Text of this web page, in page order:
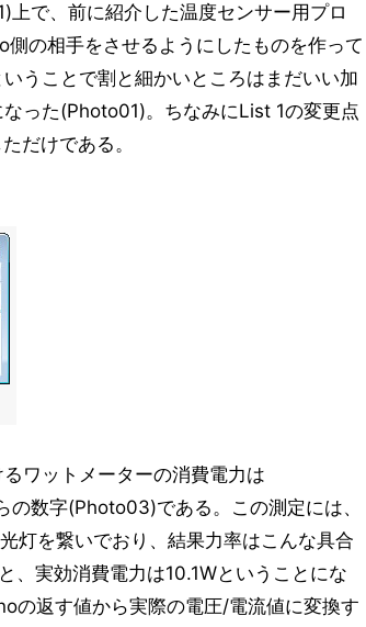
で、前に紹介した温度センサー用プロ
の相手をさせるようにしたものを作って
うことで割と細かいところはまだいい加
った(Photo01)。ちなみにList 1の変更点
だけである。
ワットメーターの消費電力は
数字(Photo03)である。この測定には、
灯を繋いでおり、結果力率はこんな具合
実効消費電力は10.1Wということにな
の返す値から実際の電圧/電流値に変換す